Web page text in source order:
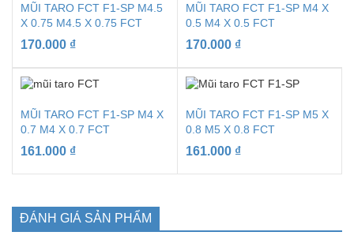
MŨI TARO FCT F1-SP M4.5
X 0.75 M4.5 X 0.75 FCT
170.000 ₫
MŨI TARO FCT F1-SP M4 X
0.5 M4 X 0.5 FCT
170.000 ₫
MŨI TARO FCT F1-SP M4 X
0.7 M4 X 0.7 FCT
161.000 ₫
MŨI TARO FCT F1-SP M5 X
0.8 M5 X 0.8 FCT
161.000 ₫
ĐÁNH GIÁ SẢN PHẨM